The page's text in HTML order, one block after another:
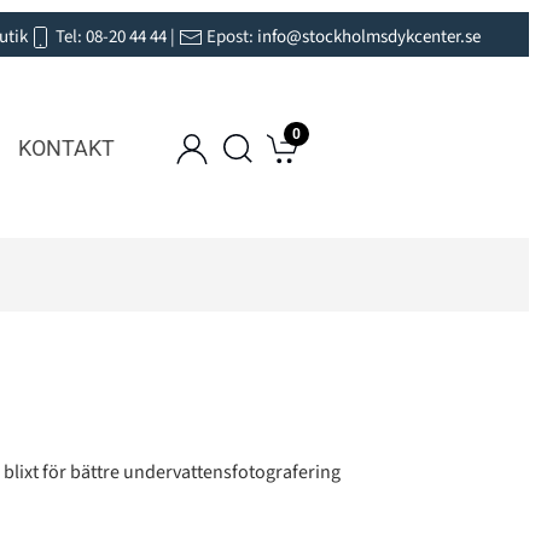
Tel:08-20 44 44| Epost: info@stockholmsdykcenter.se
KONTAKT
0
blixt för bättre undervattensfotografering